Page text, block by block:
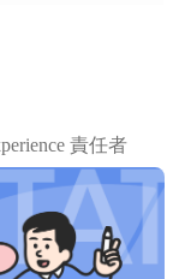
産となる常識を
人が「自分の努力
身の得意で生活す
おります。
責任者